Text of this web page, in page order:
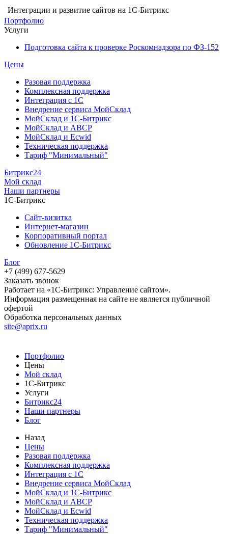
Интеграции и развитие сайтов на 1С-Битрикс
Портфолио
Услуги
Подготовка сайта к проверке Роскомнадзора по ФЗ-152
Цены
Разовая поддержка
Комплексная поддержка
Интеграция с 1С
Внедрение сервиса МойСклад
МойСклад и 1С-Битрикс
МойСклад и ABCP
МойСклад и Ecwid
Техническая поддержка
Тариф "Минимальный"
Битрикс24
Мой склад
Наши партнеры
1С-Битрикс
Сайт-визитка
Интернет-магазин
Корпоративный портал
Обновление 1С-Битрикс
Блог
+7 (499) 677-5629
Заказать звонок
Работает на «1С-Битрикс: Управление сайтом».
Информация размещенная на сайте не является публичной
офертой
Обработка персональных данных
site@aprix.ru
Портфолио
Цены
Мой склад
1С-Битрикс
Услуги
Битрикс24
Наши партнеры
Блог
Назад
Цены
Разовая поддержка
Комплексная поддержка
Интеграция с 1С
Внедрение сервиса МойСклад
МойСклад и 1С-Битрикс
МойСклад и ABCP
МойСклад и Ecwid
Техническая поддержка
Тариф "Минимальный"